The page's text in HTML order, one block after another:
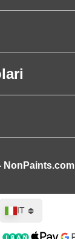
NonPaints.com
Lingua
IT